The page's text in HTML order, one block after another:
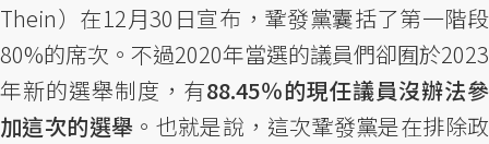
Thein）在12月30日宣布，鞏發黨囊括了第一階段
80%的席次。不過2020年當選的議員們卻囿於2023
年新的選舉制度，有88.45％的現任議員沒辦法參
加這次的選舉 。也就是說，這次鞏發黨是在排除政